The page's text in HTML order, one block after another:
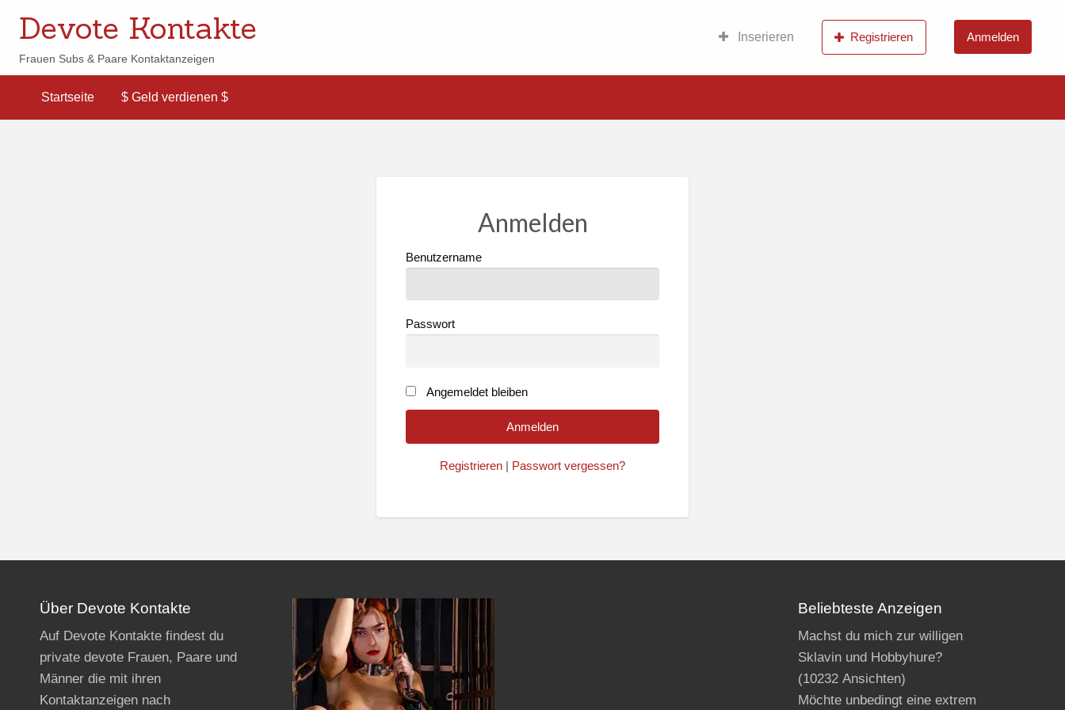
Devote Kontakte
Frauen Subs & Paare Kontaktanzeigen
Inserieren Registrieren Anmelden
Startseite $ Geld verdienen $
Anmelden
Benutzername
Passwort
Angemeldet bleiben
Registrieren | Passwort vergessen?
Über Devote Kontakte
Auf Devote Kontakte findest du
private devote Frauen, Paare und
Männer die mit ihren
Kontaktanzeigen nach
Beliebteste Anzeigen
Machst du mich zur willigen
Sklavin und Hobbyhure?
(10232 Ansichten)
Möchte unbedingt eine extrem